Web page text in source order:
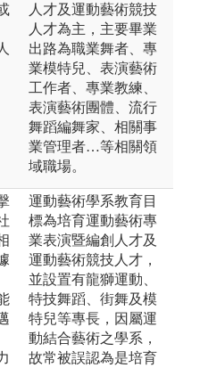
人才及運動藝術競技
人才為主，主要畢業
出路為職業舞者、專
業模特兒、表演藝術
工作者、專業教練、
表演藝術團體、流行
舞蹈編舞家、相關事
業管理者…等相關領
域職場。
運動藝術學系教育目
標為培育運動藝術專
業表演暨編創人才及
運動藝術競技人才，
並設置有龍獅運動、
特技舞蹈、街舞及模
特兒等專長，因屬運
動結合藝術之學系，
故常被誤認為是培育